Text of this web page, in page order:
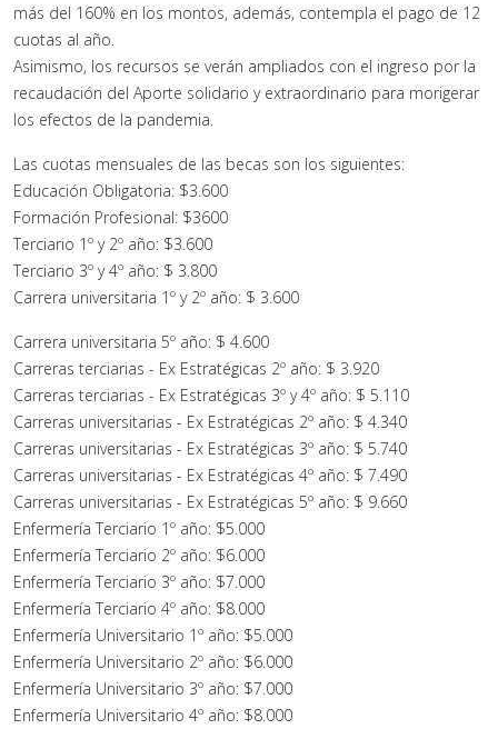
más del 160% en los montos, además, contempla el pago de 12
cuotas al año.
Asimismo, los recursos se verán ampliados con el ingreso por la
recaudación del Aporte solidario y extraordinario para morigerar
los efectos de la pandemia.
Las cuotas mensuales de las becas son los siguientes:
Educación Obligatoria: $3.600
Formación Profesional: $3600
Terciario 1º y 2º año: $3.600
Terciario 3º y 4º año: $ 3.800
Carrera universitaria 1º y 2º año: $ 3.600
Carrera universitaria 5º año: $ 4.600
Carreras terciarias - Ex Estratégicas 2º año: $ 3.920
Carreras terciarias - Ex Estratégicas 3º y 4º año: $ 5.110
Carreras universitarias - Ex Estratégicas 2º año: $ 4.340
Carreras universitarias - Ex Estratégicas 3º año: $ 5.740
Carreras universitarias - Ex Estratégicas 4º año: $ 7.490
Carreras universitarias - Ex Estratégicas 5º año: $ 9.660
Enfermería Terciario 1º año: $5.000
Enfermería Terciario 2º año: $6.000
Enfermería Terciario 3º año: $7.000
Enfermería Terciario 4º año: $8.000
Enfermería Universitario 1º año: $5.000
Enfermería Universitario 2º año: $6.000
Enfermería Universitario 3º año: $7.000
Enfermería Universitario 4º año: $8.000